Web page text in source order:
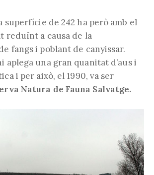
superfície de 242 ha però amb el
reduïnt a causa de la
fangs i poblant de canyissar.
aplega una gran quanitat d’aus i
i per això, el 1990, va ser
Natura de Fauna Salvatge.